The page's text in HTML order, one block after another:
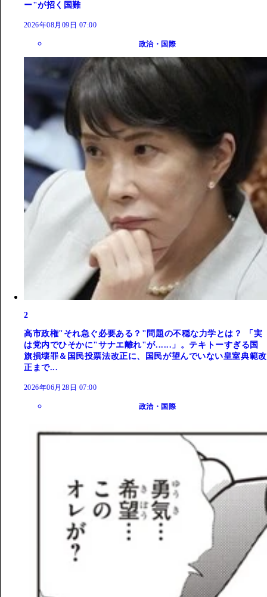
ー"が招く国難
2026年08月09日 07:00
政治・国際
2
高市政権"それ急ぐ必要ある？"問題の不穏な力学とは？ 「実
は党内でひそかに"サナエ離れ"が......」。テキトーすぎる国
旗損壊罪＆国民投票法改正に、国民が望んでいない皇室典範改
正まで...
2026年06月28日 07:00
政治・国際